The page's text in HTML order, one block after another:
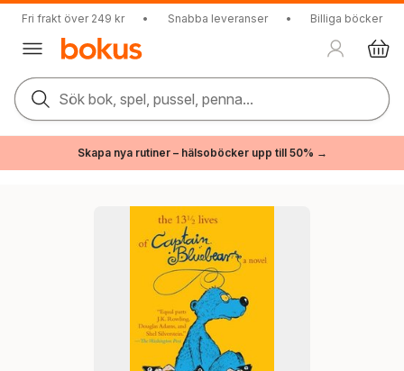
Fri frakt över 249 kr • Snabba leveranser • Billiga böcker
Sök bok, spel, pussel, penna...
Skapa nya rutiner – hälsoböcker upp till 50% →